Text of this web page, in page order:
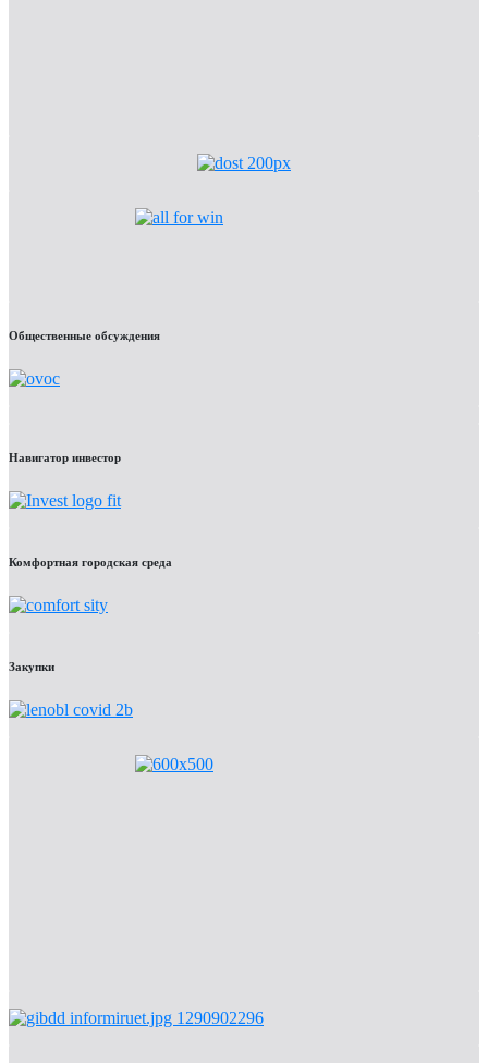
Общественные обсуждения
Навигатор инвестор
Комфортная городская среда
Закупки